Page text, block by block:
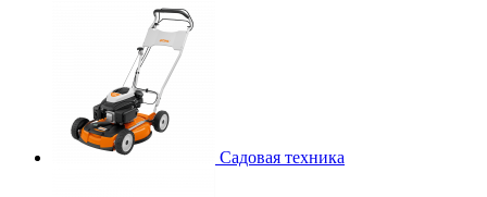
Садовая техника